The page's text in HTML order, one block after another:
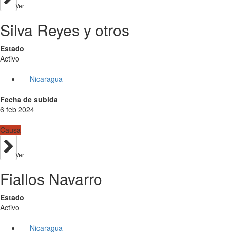
Ver
Silva Reyes y otros
Estado
Activo
Nicaragua
Fecha de subida
6 feb 2024
Causa
Ver
Fiallos Navarro
Estado
Activo
Nicaragua